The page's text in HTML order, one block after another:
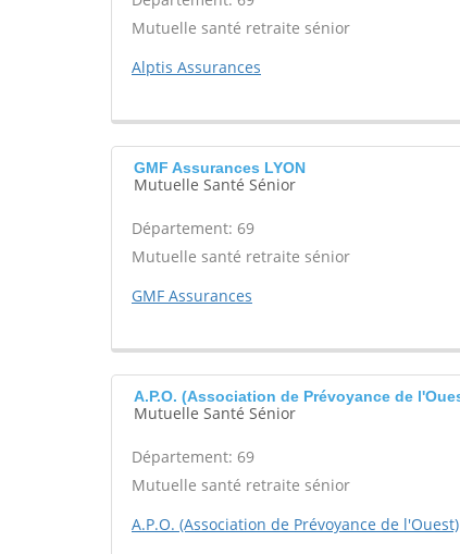
Mutuelle santé retraite sénior
Alptis Assurances
GMF Assurances LYON
Mutuelle Santé Sénior
Département: 69
Mutuelle santé retraite sénior
GMF Assurances
A.P.O. (Association de Prévoyance de
Mutuelle Santé Sénior
Département: 69
Mutuelle santé retraite sénior
A.P.O. (Association de Prévoyance de l'Ouest)